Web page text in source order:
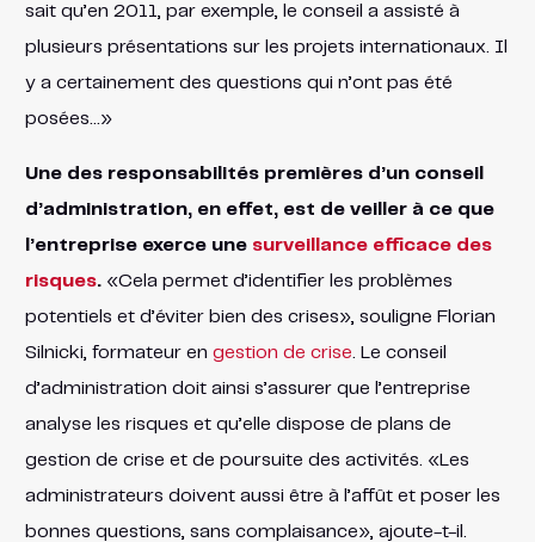
sait qu’en 2011, par exemple, le conseil a assisté à
plusieurs présentations sur les projets internationaux. Il
y a certainement des questions qui n’ont pas été
posées…»
Une des responsabilités premières d’un conseil
d’administration, en effet, est de veiller à ce que
l’entreprise exerce une surveillance efficace des
risques.«Cela permet d’identifier les problèmes
potentiels et d’éviter bien des crises», souligne Florian
Silnicki, formateur en gestion de crise . Le conseil
d’administration doit ainsi s’assurer que l’entreprise
analyse les risques et qu’elle dispose de plans de
gestion de crise et de poursuite des activités. «Les
administrateurs doivent aussi être à l’affût et poser les
bonnes questions, sans complaisance», ajoute-t-il.